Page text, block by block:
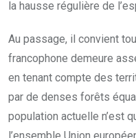
la hausse régulière de
Au passage, il convient
francophone demeure
en tenant compte des
par de denses forêts
population actuelle n’est